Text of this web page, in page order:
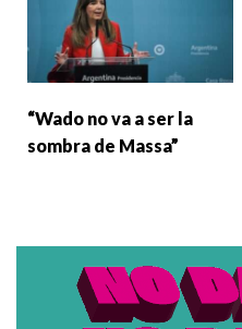
“Wado no va a ser la
sombra de Massa”